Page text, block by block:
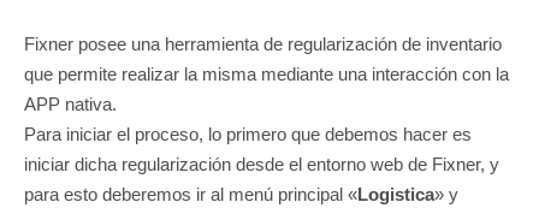
Fixner posee una herramienta de regularización de inventario
que permite realizar la misma mediante una interacción con la
APP nativa.
Para iniciar el proceso, lo primero que debemos hacer es
iniciar dicha regularización desde el entorno web de Fixner, y
para esto deberemos ir al menú principal «Logistica» y